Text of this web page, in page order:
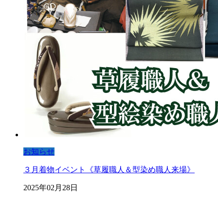
お知らせ
３月着物イベント《草履職人＆型染め職人来場》
2025年02月28日